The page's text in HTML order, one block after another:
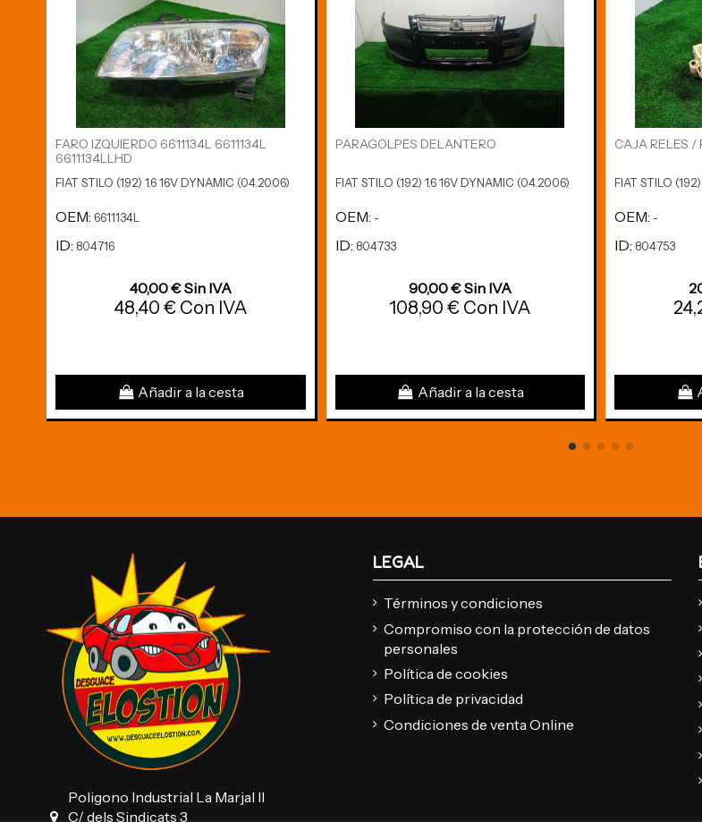
FARO IZQUIERDO 6611134L 6611134L
6611134LLHD
FIAT STILO (192) 1.6 16V DYNAMIC (04.2006)
OEM: 6611134L
ID: 804716
40,00 € Sin IVA
48,40 € Con IVA
Añadir a la cesta
PARAGOLPES DELANTERO
FIAT STILO (192) 1.6 16V DYNAMIC (04.2006)
OEM: -
ID: 804733
90,00 € Sin IVA
108,90 € Con IVA
Añadir a la cesta
CAJA RELES /
FIAT STILO
OEM: -
ID: 804753
Poligono Industrial La Marjal II
C/ dels Sindicats 3
LEGAL
Términos y condiciones
Compromiso con la protección de datos
personales
Política de cookies
Política de privacidad
Condiciones de venta Online